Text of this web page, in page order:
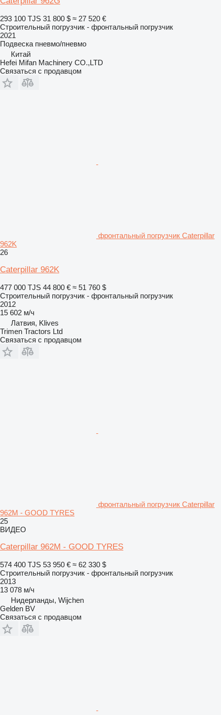
293 100 TJS 31 800 $ ≈ 27 520 €
Строительный погрузчик - фронтальный погрузчик
2021
Подвеска пневмо/пневмо
Китай
Hefei Mifan Machinery CO.,LTD
Связаться с продавцом
фронтальный погрузчик Caterpillar
962K
26
Caterpillar 962K
477 000 TJS 44 800 € ≈ 51 760 $
Строительный погрузчик - фронтальный погрузчик
2012
15 602 м/ч
Латвия, Klives
Trimen Tractors Ltd
Связаться с продавцом
фронтальный погрузчик Caterpillar
962M - GOOD TYRES
25
ВИДЕО
Caterpillar 962M - GOOD TYRES
574 400 TJS 53 950 € ≈ 62 330 $
Строительный погрузчик - фронтальный погрузчик
2013
13 078 м/ч
Нидерланды, Wijchen
Gelden BV
Связаться с продавцом